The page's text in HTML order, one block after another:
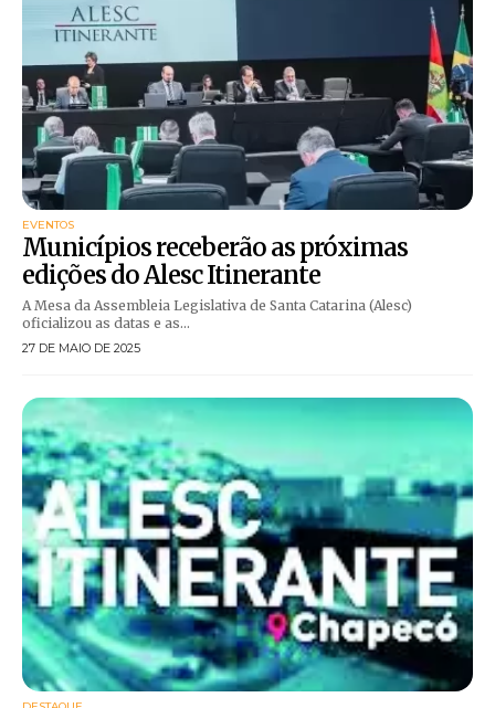
EVENTOS
Municípios receberão as próximas
edições do Alesc Itinerante
A Mesa da Assembleia Legislativa de Santa Catarina (Alesc)
oficializou as datas e as...
27 DE MAIO DE 2025